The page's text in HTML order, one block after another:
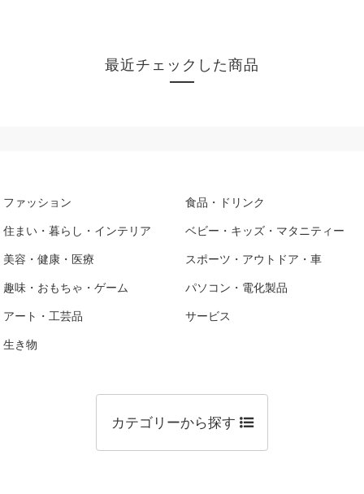
最近チェックした商品
ファッション 食品・ドリンク
住まい・暮らし・インテリア ベビー・キッズ・マタニティー
美容・健康・医療 スポーツ・アウトドア・車
趣味・おもちゃ・ゲーム パソコン・電化製品
アート・工芸品 サービス
生き物
カテゴリーから探す